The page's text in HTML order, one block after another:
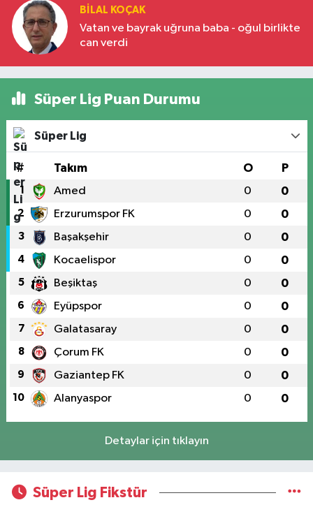
BILAL KOÇAK
Vatan ve bayrak uğruna baba - oğul birlikte
can verdi
Süper Lig Puan Durumu
Süper Lig
# Takım O P
1 Amed 0 0
2 Erzurumspor FK 0 0
3 Başakşehir 0 0
4 Kocaelispor 0 0
5 Beşiktaş 0 0
6 Eyüpspor 0 0
7 Galatasaray 0 0
8 Çorum FK 0 0
9 Gaziantep FK 0 0
10 Alanyaspor 0 0
Detaylar için tıklayın
Süper Lig Fikstür